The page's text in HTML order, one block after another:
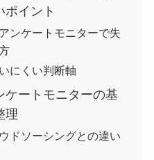
ポイント
ンケートモニターで失
にくい判断軸
ケートモニターの基
理
ドソーシングとの違い